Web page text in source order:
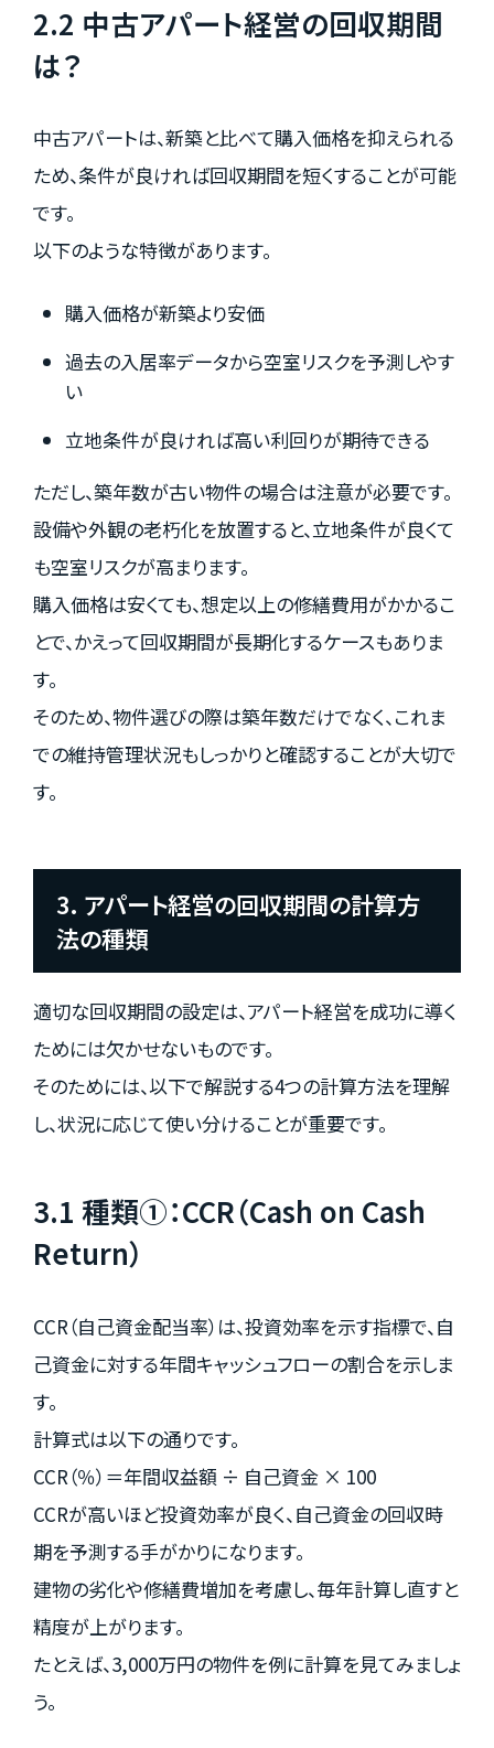
2.2 中古アパート経営の回収期間
は？
中古アパートは、新築と比べて購入価格を抑えられる
ため、条件が良ければ回収期間を短くすることが可能
です。
以下のような特徴があります。
購入価格が新築より安価
過去の入居率データから空室リスクを予測しやす
い
立地条件が良ければ高い利回りが期待できる
ただし、築年数が古い物件の場合は注意が必要です。
設備や外観の老朽化を放置すると、立地条件が良くて
も空室リスクが高まります。
購入価格は安くても、想定以上の修繕費用がかかるこ
とで、かえって回収期間が長期化するケースもありま
す。
そのため、物件選びの際は築年数だけでなく、これま
での維持管理状況もしっかりと確認することが大切で
す。
3. アパート経営の回収期間の計算方
法の種類
適切な回収期間の設定は、アパート経営を成功に導く
ためには欠かせないものです。
そのためには、以下で解説する4つの計算方法を理解
し、状況に応じて使い分けることが重要です。
3.1 種類①：CCR（Cash on Cash
Return）
CCR（自己資金配当率）は、投資効率を示す指標で、自
己資金に対する年間キャッシュフローの割合を示しま
す。
計算式は以下の通りです。
CCR（％）＝年間収益額 ÷ 自己資金 × 100
CCRが高いほど投資効率が良く、自己資金の回収時
期を予測する手がかりになります。
建物の劣化や修繕費増加を考慮し、毎年計算し直すと
精度が上がります。
たとえば、3,000万円の物件を例に計算を見てみましょ
う。